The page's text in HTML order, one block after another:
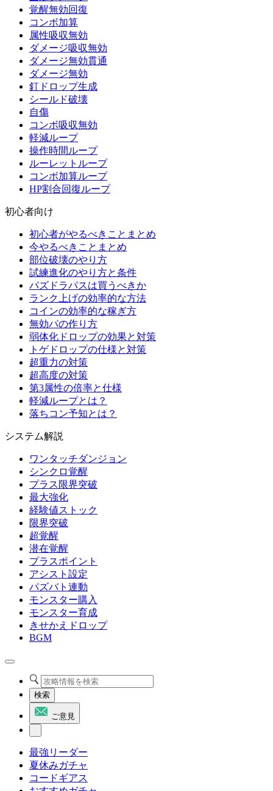
覚醒無効回復
コンボ加算
属性吸収無効
ダメージ吸収無効
ダメージ無効貫通
ダメージ無効
釘ドロップ生成
シールド破壊
自傷
コンボ吸収無効
軽減ループ
操作時間ループ
ルーレットループ
コンボ加算ループ
HP割合回復ループ
初心者向け
初心者がやるべきことまとめ
今やるべきことまとめ
部位破壊のやり方
試練進化のやり方と条件
パズドラパスは買うべきか
ランク上げの効率的な方法
コインの効率的な稼ぎ方
無効パの作り方
弱体化ドロップの効果と対策
トゲドロップの仕様と対策
超重力の対策
超高度の対策
第3属性の倍率と仕様
軽減ループとは？
落ちコン予知とは？
システム解説
ワンタッチダンジョン
シンクロ覚醒
プラス限界突破
最大強化
経験値ストック
限界突破
超覚醒
潜在覚醒
プラスポイント
アシスト設定
パズバト連動
モンスター購入
モンスター育成
きせかえドロップ
BGM
検索
ご意見
最強リーダー
夏休みガチャ
コードギアス